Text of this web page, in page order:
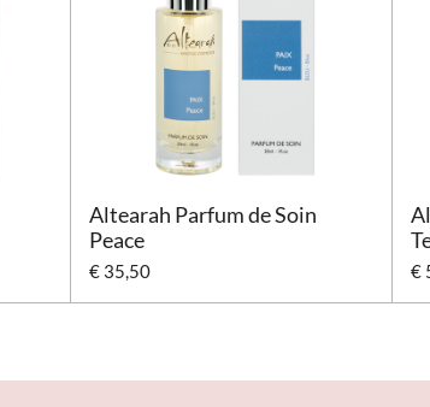
Altearah Parfum de Soin
Peace
€ 35,50 €